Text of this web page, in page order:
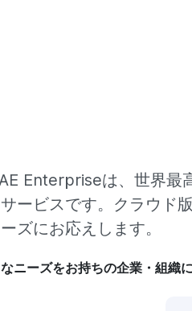
Enterpriseは、世界最
ービスです。クラウド
ズにお応えします。
ニーズをお持ちの企業・組織に